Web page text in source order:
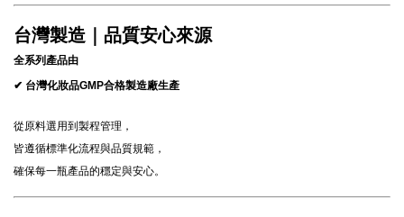
台灣製造｜品質安心來源
全系列產品由
✔ 台灣化妝品GMP合格製造廠生產
從原料選用到製程管理，
皆遵循標準化流程與品質規範，
確保每一瓶產品的穩定與安心。